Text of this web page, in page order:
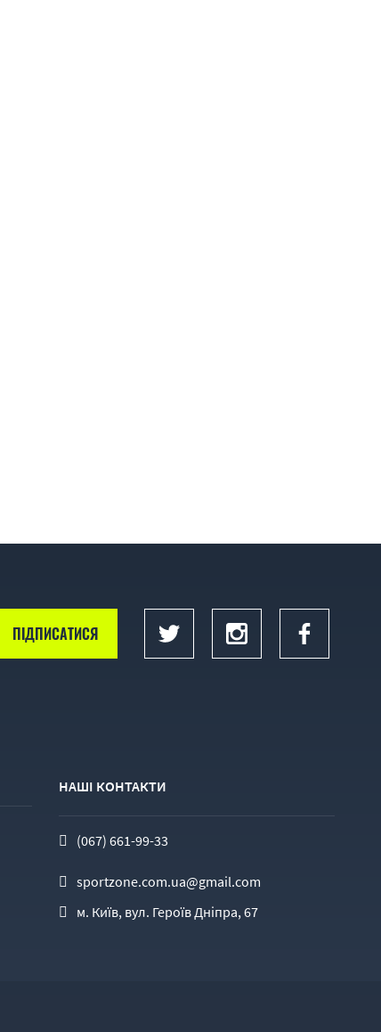
НАШІ КОНТАКТИ
(067) 661-99-33
sportzone.com.ua@gmail.com
м. Київ, вул. Героїв Дніпра, 67